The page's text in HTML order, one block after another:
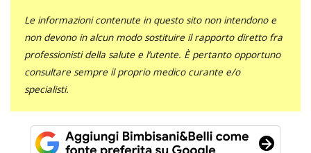
Le informazioni contenute in questo sito non intendono e
non devono in alcun modo sostituire il rapporto diretto fra
professionisti della salute e l’utente. È pertanto opportuno
consultare sempre il proprio medico curante e/o
specialisti.